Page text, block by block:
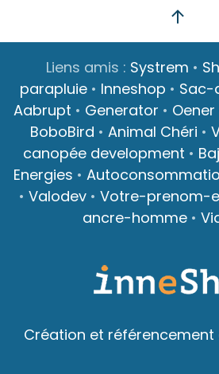
Liens amis : Systrem •
parapluie• Inneshop •
Aabrupt • Generator • Oener
BoboBird • Animal Chéri •
canopée development •
Energies •
• Valodev • Votre-prenom-
ancre-homme•
Création et